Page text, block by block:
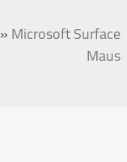
»Microsoft Surface
Maus